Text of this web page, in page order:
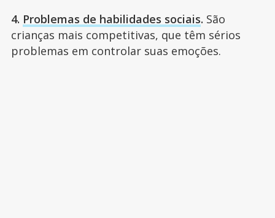
4. Problemas de habilidades sociais. São
crianças mais competitivas, que têm sérios
problemas em controlar suas emoções.